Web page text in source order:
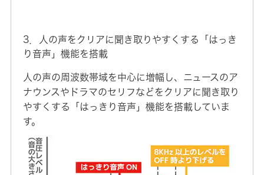
3．人の声をクリアに聞き取りやすくする「はっき
り音声」機能を搭載
人の声の周波数帯域を中心に増幅し、ニュースのア
ナウンスやドラマのセリフなどをクリアに聞き取り
やすくする「はっきり音声」機能を搭載していま
す。